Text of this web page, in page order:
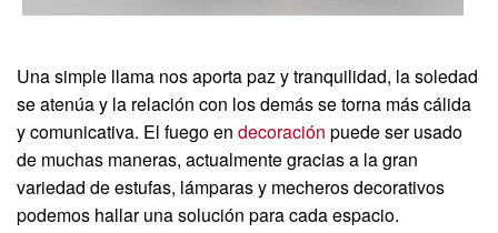
Una simple llama nos aporta paz y tranquilidad, la soledad
se atenúa y la relación con los demás se torna más cálida
y comunicativa. El fuego en decoración puede ser usado
de muchas maneras, actualmente gracias a la gran
variedad de estufas, lámparas y mecheros decorativos
podemos hallar una solución para cada espacio.